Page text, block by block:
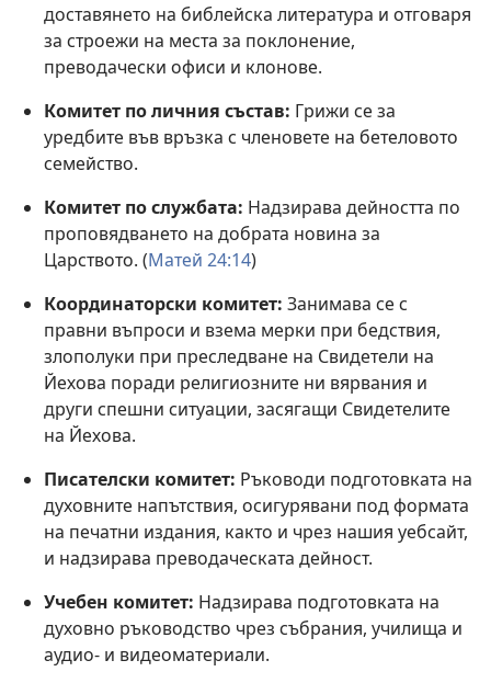
доставянето на библейска литература и отговаря
за строежи на места за поклонение,
преводачески офиси и клонове.
Комитет по личния състав: Грижи се за
уредбите във връзка с членовете на бетеловото
семейство.
Комитет по службата: Надзирава дейността по
проповядването на добрата новина за
Царството. (Матей 24:14)
Координаторски комитет: Занимава се с
правни въпроси и взема мерки при бедствия,
злополуки при преследване на Свидетели на
Йехова поради религиозните ни вярвания и
други спешни ситуации, засягащи Свидетелите
на Йехова.
Писателски комитет: Ръководи подготовката на
духовните напътствия, осигурявани под формата
на печатни издания, както и чрез нашия уебсайт,
и надзирава преводаческата дейност.
Учебен комитет: Надзирава подготовката на
духовно ръководство чрез събрания, училища и
аудио- и видеоматериали.